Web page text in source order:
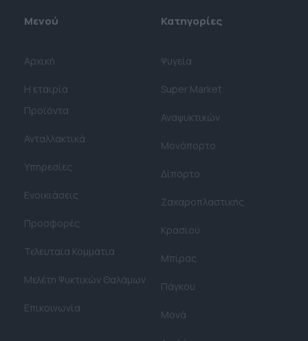
Μενού
Αρχική
Η εταιρία
Προϊόντα
Ανταλλακτικά
Υπηρεσίες
Ενοικιάσεις
Προσφορές
Τελευταία Κομμάτια
Μελέτη Ψυκτικών Θαλάμων​
Επικοινωνία
Κατηγορίες
Ψυγεία
Super Market
Αναψυκτικών
Μονόπορτο
Δίπορτο
Ζαχαροπλαστικής
Κρασιού
Μπίρας
Πάγκου
Μονά